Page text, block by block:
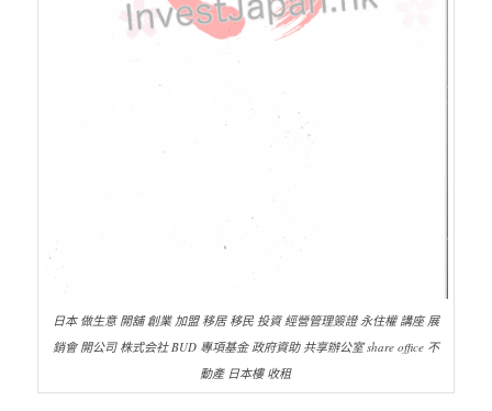
日本 做生意 開舖 創業 加盟 移居 移民 投資 經營管理簽證 永住權 講座 展
銷會 開公司 株式会社 BUD 專項基金 政府資助 共享辦公室 share office 不
動產 日本樓 收租